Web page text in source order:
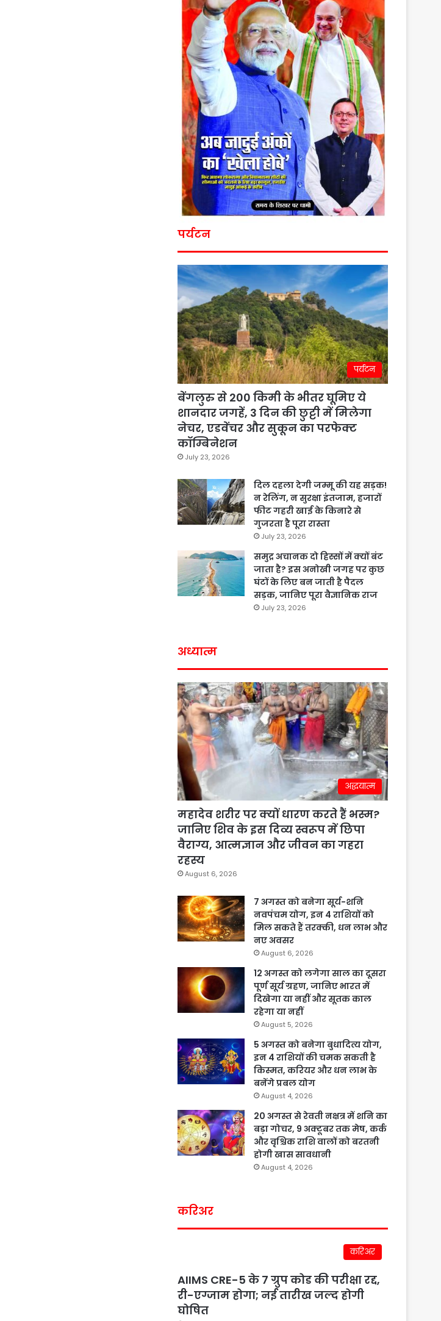
पर्यटन
पर्यटन
बेंगलुरु से 200 किमी के भीतर घूमिए ये
शानदार जगहें, 3 दिन की छुट्टी में मिलेगा
नेचर, एडवेंचर और सुकून का परफेक्ट
कॉम्बिनेशन
July 23, 2026
दिल दहला देगी जम्मू की यह सड़क!
न रेलिंग, न सुरक्षा इंतजाम, हजारों
फीट गहरी खाई के किनारे से
गुजरता है पूरा रास्ता
July 23, 2026
समुद्र अचानक दो हिस्सों में क्यों बंट
जाता है? इस अनोखी जगह पर कुछ
घंटों के लिए बन जाती है पैदल
सड़क, जानिए पूरा वैज्ञानिक राज
July 23, 2026
अध्यात्म
अद्धयात्म
महादेव शरीर पर क्यों धारण करते हैं भस्म?
जानिए शिव के इस दिव्य स्वरूप में छिपा
वैराग्य, आत्मज्ञान और जीवन का गहरा
रहस्य
August 6, 2026
7 अगस्त को बनेगा सूर्य-शनि
नवपंचम योग, इन 4 राशियों को
मिल सकते हैं तरक्की, धन लाभ और
नए अवसर
August 6, 2026
12 अगस्त को लगेगा साल का दूसरा
पूर्ण सूर्य ग्रहण, जानिए भारत में
दिखेगा या नहीं और सूतक काल
रहेगा या नहीं
August 5, 2026
5 अगस्त को बनेगा बुधादित्य योग,
इन 4 राशियों की चमक सकती है
किस्मत, करियर और धन लाभ के
बनेंगे प्रबल योग
August 4, 2026
20 अगस्त से रेवती नक्षत्र में शनि का
बड़ा गोचर, 9 अक्टूबर तक मेष, कर्क
और वृश्चिक राशि वालों को बरतनी
होगी खास सावधानी
August 4, 2026
करिअर
करिअर
AIIMS CRE-5 के 7 ग्रुप कोड की परीक्षा रद्द,
री-एग्जाम होगा; नई तारीख जल्द होगी
घोषित